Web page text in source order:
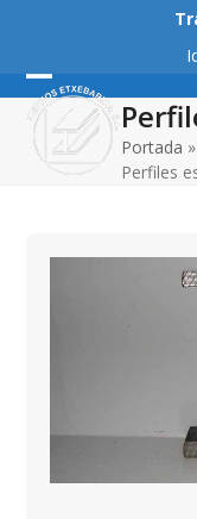
content
Open
mobile
menu
Close
mobile
menu
Portada »
Perfiles